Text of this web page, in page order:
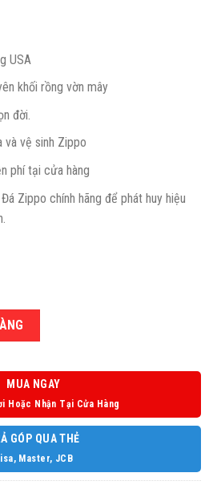
USA
khối rồng vờn mây
đời.
và vệ sinh Zippo
phí tại cửa hàng
Zippo chính hãng để phát huy hiệu
MUA NGAY
Hoặc Nhận Tại Cửa Hàng
GÓP QUA THẺ
Master, JCB